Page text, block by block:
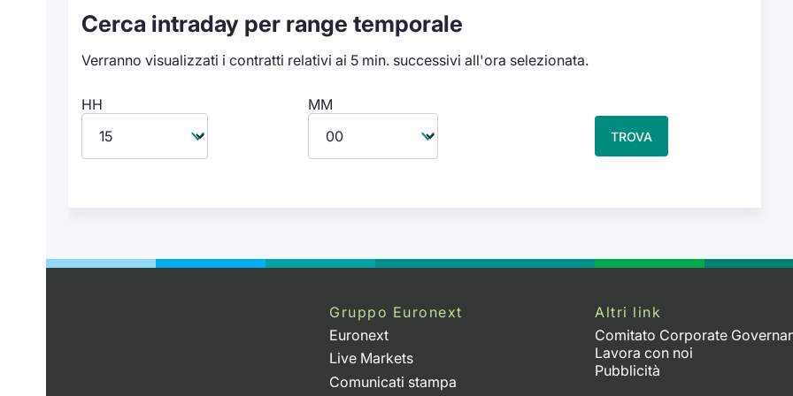
Cerca intraday per range temporale
Verranno visualizzati i contratti relativi ai 5 min. successivi all'ora selezionata.
HH MM
TROVA
Gruppo Euronext
Euronext
Live Markets
Comunicati stampa
Altri link
Comitato Corporate
Lavora con noi
Pubblicità